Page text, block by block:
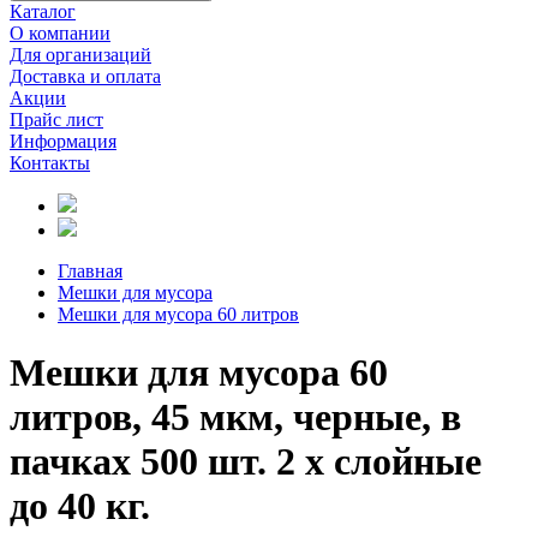
Каталог
О компании
Для организаций
Доставка и оплата
Акции
Прайс лист
Информация
Контакты
Главная
Мешки для мусора
Мешки для мусора 60 литров
Мешки для мусора 60
литров, 45 мкм, черные, в
пачках 500 шт. 2 х слойные
до 40 кг.